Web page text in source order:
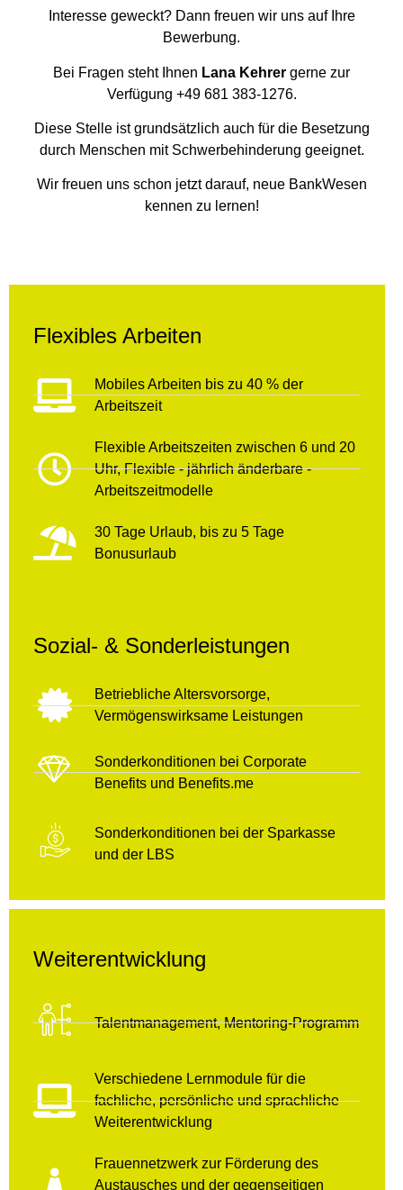
Interesse geweckt? Dann freuen wir uns auf Ihre
Bewerbung.
Bei Fragen steht Ihnen Lana Kehrer gerne zur
Verfügung +49 681 383-1276.
Diese Stelle ist grundsätzlich auch für die Besetzung
durch Menschen mit Schwerbehinderung geeignet.
Wir freuen uns schon jetzt darauf, neue BankWesen
kennen zu lernen!
Flexibles Arbeiten
Mobiles Arbeiten bis zu 40 % der
Arbeitszeit
Flexible Arbeitszeiten zwischen 6 und 20
Uhr, Flexible - jährlich änderbare -
Arbeitszeitmodelle
30 Tage Urlaub, bis zu 5 Tage
Bonusurlaub
Sozial- & Sonderleistungen
Betriebliche Altersvorsorge,
Vermögenswirksame Leistungen
Sonderkonditionen bei Corporate
Benefits und Benefits.me
Sonderkonditionen bei der Sparkasse
und der LBS
Weiterentwicklung
Talentmanagement, Mentoring-Programm
Verschiedene Lernmodule für die
fachliche, persönliche und sprachliche
Weiterentwicklung
Frauennetzwerk zur Förderung des
Austausches und der gegenseitigen